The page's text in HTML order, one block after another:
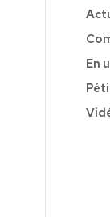
En